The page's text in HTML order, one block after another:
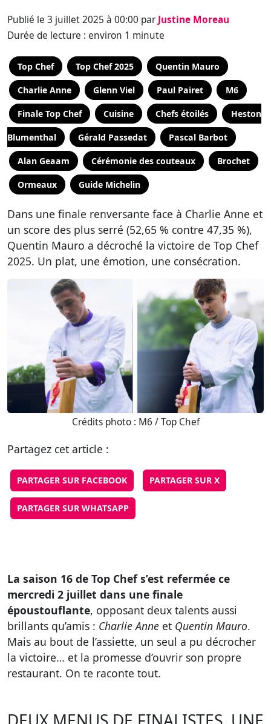
Publié le 3 juillet 2025 à 00:00 par Justine Moreau
Durée de lecture : environ 1 minute
Top Chef Top Chef 2025 Quentin Mauro
Charlie Anne Glenn Viel Paul Pairet M6
Finale Top Chef Cuisine Chefs étoilés Heston
Blumenthal Gérald Passedat Pascal Barbot
Alan Geaam Cérémonie des couteaux Brochet
Ormeaux Guide Michelin
Dans une finale renversante face à Charlie Anne et
un score des plus serré (52,65 % contre 47,35 %),
Quentin Mauro a décroché la victoire de Top Chef
2025. Un plat, une émotion, une consécration.
Crédits photo : M6 / Top Chef
Partagez cet article :
PARTAGER SUR FACEBOOK PARTAGER SUR X
PARTAGER SUR WHATSAPP
La saison 16 de Top Chef s’est refermée ce
mercredi 2 juillet dans une finale
époustouflante, opposant deux talents aussi
brillants qu’amis : Charlie Anne et Quentin Mauro.
Mais au bout de l’assiette, un seul a pu décrocher
la victoire… et la promesse d’ouvrir son propre
restaurant. On te raconte tout.